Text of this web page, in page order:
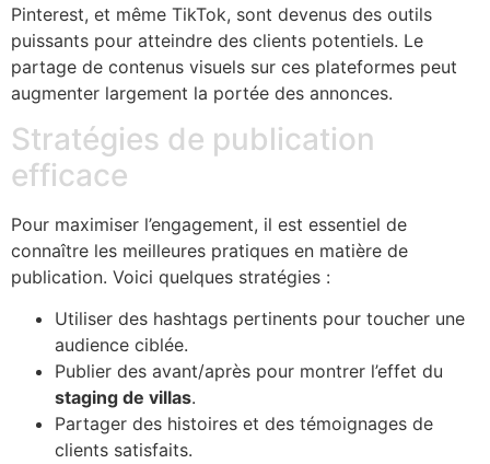
Pinterest, et même TikTok, sont devenus des outils
puissants pour atteindre des clients potentiels. Le
partage de contenus visuels sur ces plateformes peut
augmenter largement la portée des annonces.
Stratégies de publication
efficace
Pour maximiser l’engagement, il est essentiel de
connaître les meilleures pratiques en matière de
publication. Voici quelques stratégies :
Utiliser des hashtags pertinents pour toucher une
audience ciblée.
Publier des avant/après pour montrer l’effet du
staging de villas.
Partager des histoires et des témoignages de
clients satisfaits.